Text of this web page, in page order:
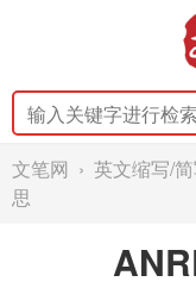
文笔网 › 英文缩写/
思